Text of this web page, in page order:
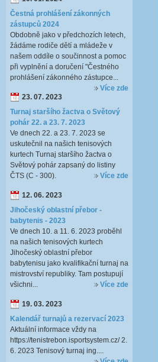
Čestná prohlášení zákonných
zástupců 2024
Obdobně jako v předchozích letech,
žádáme rodiče dětí a mládeže v
našem oddíle o součinnost a pomoc
při vyplnění a doručení "Čestného
prohlášení zákonného zástupce...
Více zde
23. 07. 2023
Turnaj staršího žactva o Světový
pohár 22. a 23. 7. 2023
Ve dnech 22. a 23. 7. 2023 se
uskutečnil na našich tenisových
kurtech Turnaj staršího žactva o
Světový pohár zapsaný do listiny
ČTS (C - 300).
Více zde
12. 06. 2023
Jihočeský oblastní přebor -
babytenis - 2023
Ve dnech 10. a 11. 6. 2023 proběhl
na našich tenisových kurtech
Jihočeský oblastní přebor
babytenisu jako kvalifikační turnaj na
mistrovství republiky. Tam postupují
všichni...
Více zde
19. 03. 2023
Kalendář turnajů a rezervací 2023
Aktuální informace vždy na
https://tenistrebon.isportsystem.cz/ 2.
6. 2023 Tenisový turnaj ing....